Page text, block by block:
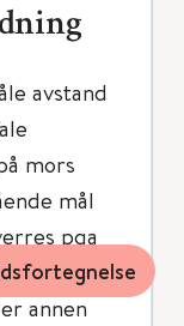
avstand
mors
mål
pga
uten
annen